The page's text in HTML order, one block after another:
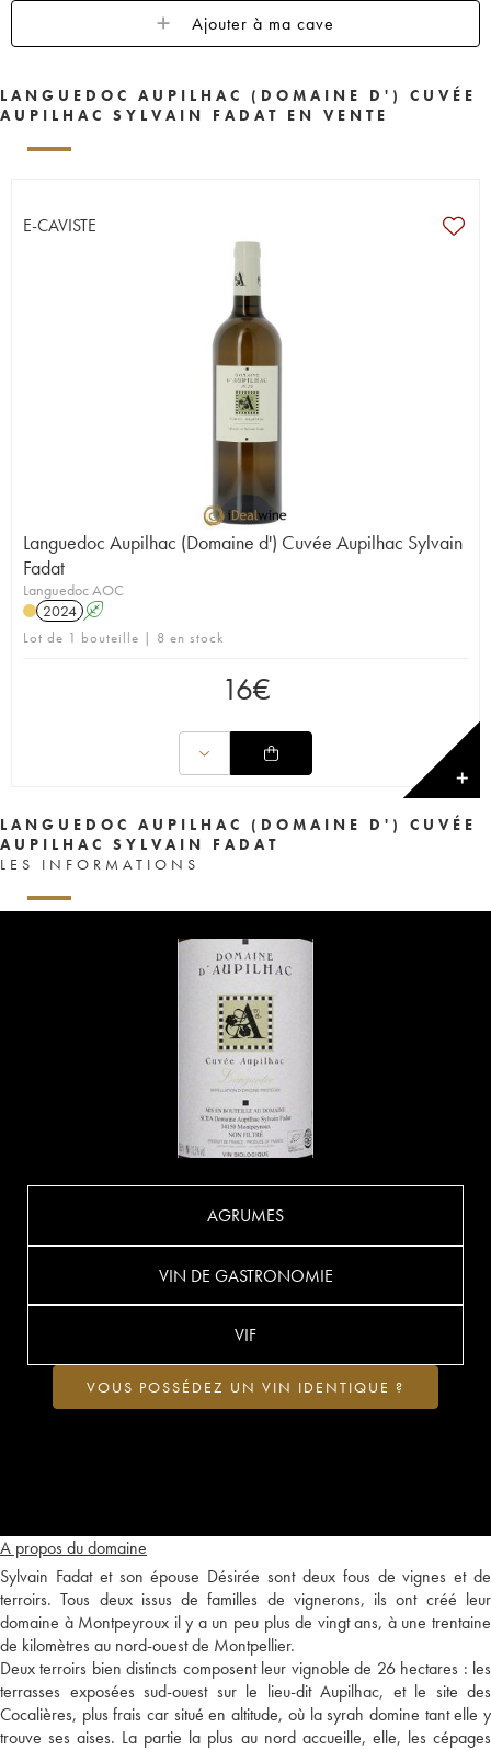
Ajouter à ma cave
LANGUEDOC AUPILHAC (DOMAINE D') CUVÉE
AUPILHAC SYLVAIN FADAT EN VENTE
E-CAVISTE
Languedoc Aupilhac (Domaine d') Cuvée Aupilhac Sylvain
Fadat
Languedoc AOC
2024 A
Lot de 1 bouteille | 8 en stock
16€
✕
LANGUEDOC AUPILHAC (DOMAINE D') CUVÉE
AUPILHAC SYLVAIN FADAT
LES INFORMATIONS
A propos du domaine
Sylvain Fadat et son épouse Désirée sont deux fous de vignes et de
terroirs. Tous deux issus de familles de vignerons, ils ont créé leur
domaine à Montpeyroux il y a un peu plus de vingt ans, à une trentaine
de kilomètres au nord-ouest de Montpellier.
Deux terroirs bien distincts composent leur vignoble de 26 hectares : les
terrasses exposées sud-ouest sur le lieu-dit Aupilhac, et le site des
Cocalières, plus frais car situé en altitude, où la syrah domine tant elle y
trouve ses aises. La partie la plus au nord accueille, elle, les cépages
AGRUMES
VIN DE GASTRONOMIE
VIF
VOUS POSSÉDEZ UN VIN IDENTIQUE ?